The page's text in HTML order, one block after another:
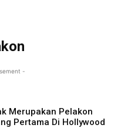
-
Merupakan Pelakon
Pertama Di Hollywood